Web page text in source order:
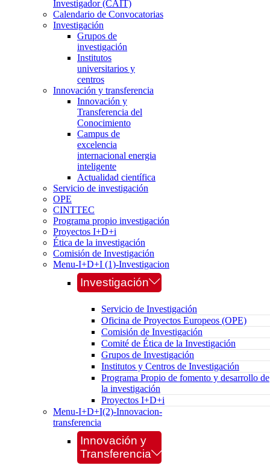
Investigador (CAIT)
Calendario de Convocatorias
Investigación
Grupos de
investigación
Institutos
universitarios y
centros
Innovación y transferencia
Innovación y
Transferencia del
Conocimiento
Campus de
excelencia
internacional energia
inteligente
Actualidad científica
Servicio de investigación
OPE
CINTTEC
Programa propio investigación
Proyectos I+D+i
Ética de la investigación
Comisión de Investigación
Menu-I+D+I (1)-Investigacion
Investigación
Servicio de Investigación
Oficina de Proyectos Europeos (OPE)
Comisión de Investigación
Comité de Ética de la Investigación
Grupos de Investigación
Institutos y Centros de Investigación
Programa Propio de fomento y desarrollo de
la investigación
Proyectos I+D+i
Menu-I+D+I(2)-Innovacion-
transferencia
Innovación y
Transferencia